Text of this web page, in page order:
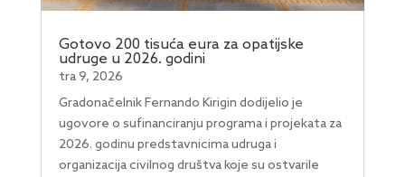
Gotovo 200 tisuća eura za opatijske
udruge u 2026. godini
tra 9, 2026
Gradonačelnik Fernando Kirigin dodijelio je
ugovore o sufinanciranju programa i projekata za
2026. godinu predstavnicima udruga i
organizacija civilnog društva koje su ostvarile